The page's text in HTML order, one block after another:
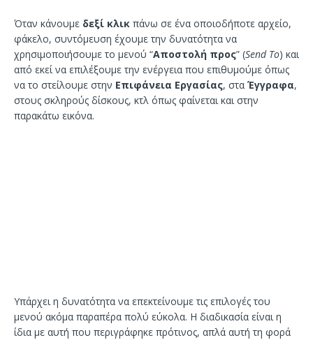
Όταν κάνουμε δεξί κλικ πάνω σε ένα οποιοδήποτε αρχείο,
φάκελο, συντόμευση έχουμε την δυνατότητα να
χρησιμοποιήσουμε το μενού “Αποστολή προς” (Send To) και
από εκεί να επιλέξουμε την ενέργεια που επιθυμούμε όπως
να το στείλουμε στην Επιφάνεια Εργασίας, στα Έγγραφα,
στους σκληρούς δίσκους, κτλ όπως φαίνεται και στην
παρακάτω εικόνα.
Υπάρχει η δυνατότητα να επεκτείνουμε τις επιλογές του
μενού ακόμα παραπέρα πολύ εύκολα. Η διαδικασία είναι η
ίδια με αυτή που περιγράφηκε πρότινος, απλά αυτή τη φορά